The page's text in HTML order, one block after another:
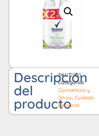
Descripción
del
producto
SKU2880
Categorías
Cosmeticos y
Otros, Cuidado
Personal